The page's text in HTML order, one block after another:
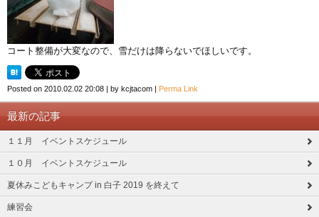
コート整備が大変なので、雪だけは降らないでほしいです。
Posted on 2010.02.02 20:08 | by kcjtacom | Perma Link
最新の記事
１１月 イベントスケジュール
１０月 イベントスケジュール
夏休みこどもキャンプ in 白子 2019 を終えて
練習会